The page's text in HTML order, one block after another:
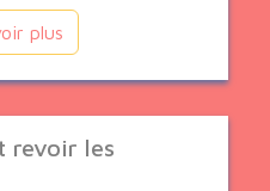
plus
revoir les